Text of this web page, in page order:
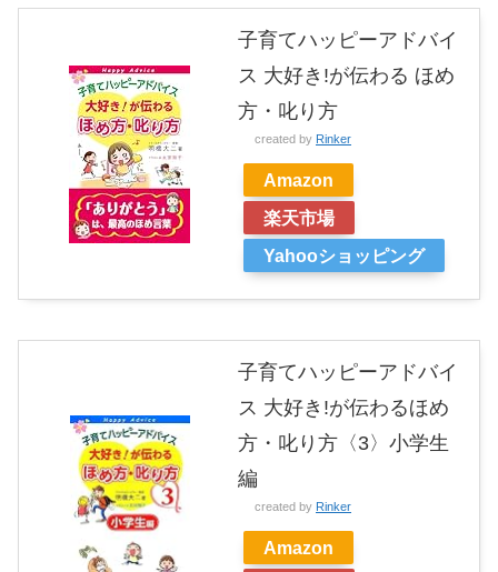
子育てハッピーアドバイ
ス 大好き!が伝わる ほめ
方・叱り方
created by Rinker
Amazon
楽天市場
Yahooショッピング
子育てハッピーアドバイ
ス 大好き!が伝わるほめ
方・叱り方〈3〉小学生
編
created by Rinker
Amazon